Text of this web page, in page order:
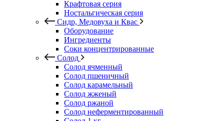
Крафтовая серия
Ностальгическая серия
Сидр, Медовуха и Квас
Оборудование
Ингредиенты
Соки концентрированные
Солод
Солод ячменный
Солод пшеничный
Солод карамельный
Солод жженый
Солод ржаной
Солод неферментированный